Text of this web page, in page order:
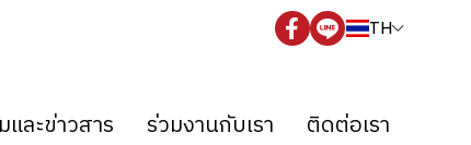
TH
ละข่าวสาร ร่วมงานกับเรา ติดต่อเรา